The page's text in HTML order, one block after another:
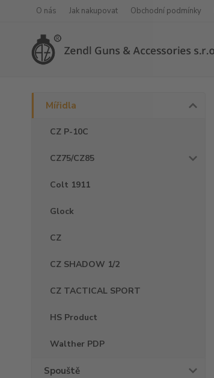
O nás Jak nakupovat Obchodní podmínky
Mířidla
CZ P-10C
CZ75/CZ85
Colt 1911
Glock
CZ
CZ SHADOW 1/2
CZ TACTICAL SPORT
HS Product
Walther PDP
Spouště